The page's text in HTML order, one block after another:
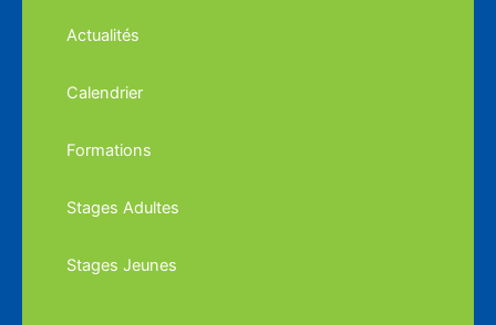
Actualités
Calendrier
Formations
Stages Adultes
Stages Jeunes